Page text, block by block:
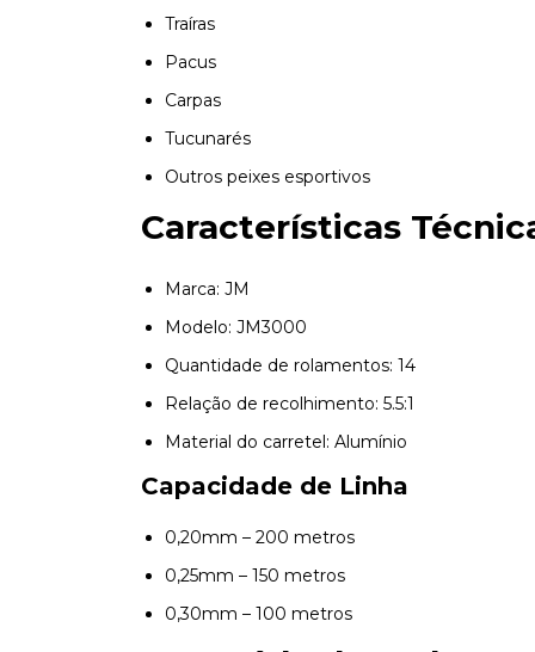
Traíras
Pacus
Carpas
Tucunarés
Outros peixes esportivos
Características
Marca: JM
Modelo: JM3000
Quantidade de rolamentos: 14
Relação de recolhimento: 5.5:1
Material do carretel: Alumínio
Capacidade de Linha
0,20mm – 200 metros
0,25mm – 150 metros
0,30mm – 100 metros